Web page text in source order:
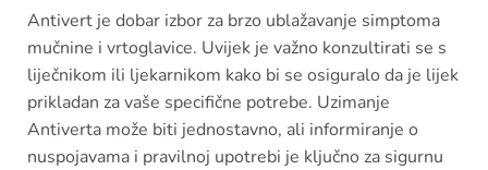
Antivert je dobar izbor za brzo ublažavanje simptoma
mučnine i vrtoglavice. Uvijek je važno konzultirati se s
liječnikom ili ljekarnikom kako bi se osiguralo da je lijek
prikladan za vaše specifične potrebe. Uzimanje
Antiverta može biti jednostavno, ali informiranje o
nuspojavama i pravilnoj upotrebi je ključno za sigurnu